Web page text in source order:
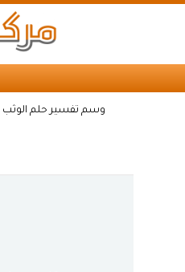
وسم تفسير حلم الوثب